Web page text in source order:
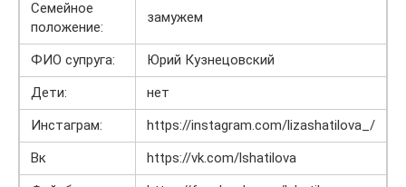
Семейное
положение:
замужем
ФИО супруга:
Юрий Кузнецовский
Дети:
нет
Инстаграм:
https://instagram.com/lizashatilova_/
Вк
https://vk.com/lshatilova